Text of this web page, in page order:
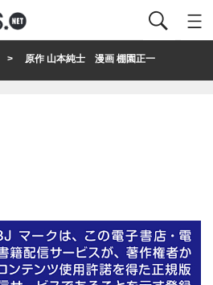
> 原作 山本純士 漫画 棚園正一